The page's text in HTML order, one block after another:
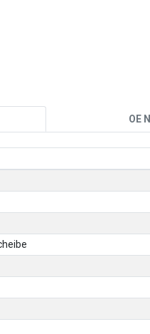
OE